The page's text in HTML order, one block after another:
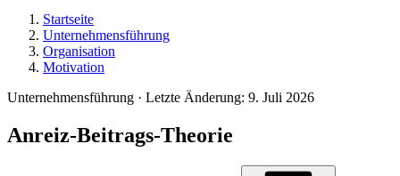
Startseite
Unternehmensführung
Organisation
Motivation
Unternehmensführung · Letzte Änderung: 9. Juli 2026
Anreiz-Beitrags-Theorie